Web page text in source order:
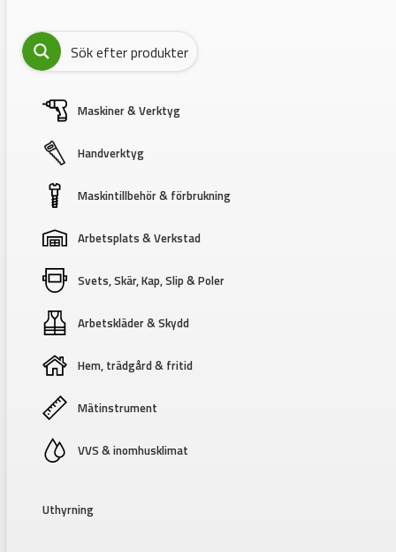
Maskiner & Verktyg
Handverktyg
Maskintillbehör & förbrukning
Arbetsplats & Verkstad
Svets, Skär, Kap, Slip & Poler
Arbetskläder & Skydd
Hem, trädgård & fritid
Mätinstrument
VVS & inomhusklimat
Uthyrning